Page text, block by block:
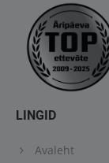
LINGID
Avaleht